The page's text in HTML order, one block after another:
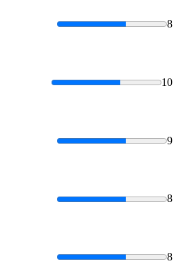
8
10
9
8
8